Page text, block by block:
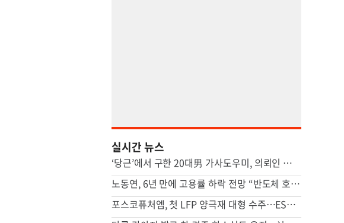
실시간 뉴스
‘당근’에서 구한 20대男 가사도우미, 의뢰인 모친 유품 훔쳤다
노동연, 6년 만에 고용률 하락 전망 “반도체 호황, 고용 파급 적어”
포스코퓨처엠, 첫 LFP 양극재 대형 수주…ESS 공략 본격화